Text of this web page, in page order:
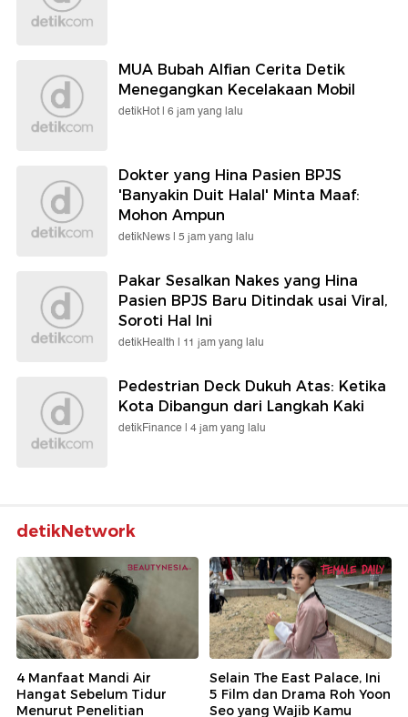
MUA Bubah Alfian Cerita Detik
Menegangkan Kecelakaan Mobil
detikHot | 6 jam yang lalu
Dokter yang Hina Pasien BPJS
'Banyakin Duit Halal' Minta Maaf:
Mohon Ampun
detikNews | 5 jam yang lalu
Pakar Sesalkan Nakes yang Hina
Pasien BPJS Baru Ditindak usai Viral,
Soroti Hal Ini
detikHealth | 11 jam yang lalu
Pedestrian Deck Dukuh Atas: Ketika
Kota Dibangun dari Langkah Kaki
detikFinance | 4 jam yang lalu
detikNetwork
4 Manfaat Mandi Air
Hangat Sebelum Tidur
Menurut Penelitian
Selain The East Palace, Ini
5 Film dan Drama Roh Yoon
Seo yang Wajib Kamu